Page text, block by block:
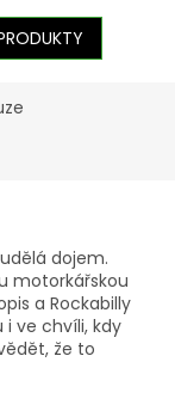
dojem.
motorkářskou
a Rockabilly
i ve chvíli, kdy
že to